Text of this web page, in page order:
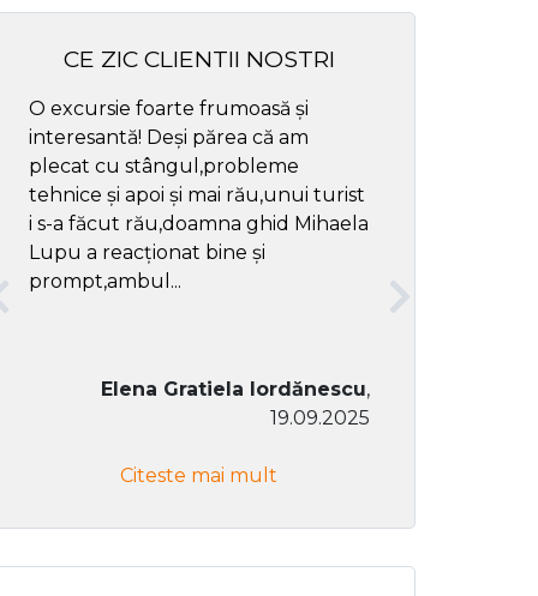
CE ZIC CLIENTII NOSTRI
O excursie foarte frumoasă și
interesantă! Deși părea că am
plecat cu stângul,probleme
tehnice și apoi și mai rău,unui turist
i s-a făcut rău,doamna ghid Mihaela
Lupu a reacționat bine și
prompt,ambul...
Elena Gratiela Iordănescu,
19.09.2025
Citeste mai mult